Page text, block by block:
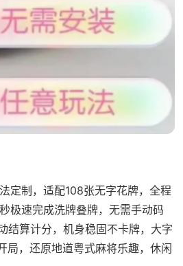
定制，适配108张无字花牌，全程
极速完成洗牌叠牌，无需手动码
结算计分，机身稳固不卡牌，大字
局，还原地道粤式麻将乐趣，休闲